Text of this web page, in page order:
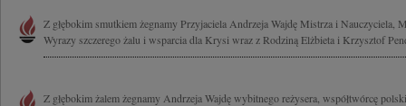
Z głębokim smutkiem żegnamy Przyjaciela Andrzeja Wajdę Mistrza i Nauczyciela,
Wyrazy szczerego żalu i wsparcia dla Krysi wraz z Rodziną Elżbieta i Krzysztof
Z głębokim żalem żegnamy Andrzeja Wajdę wybitnego reżysera, współtwórcę